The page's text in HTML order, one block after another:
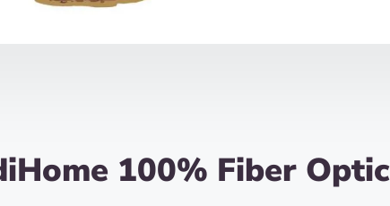
100% Fiber Optic